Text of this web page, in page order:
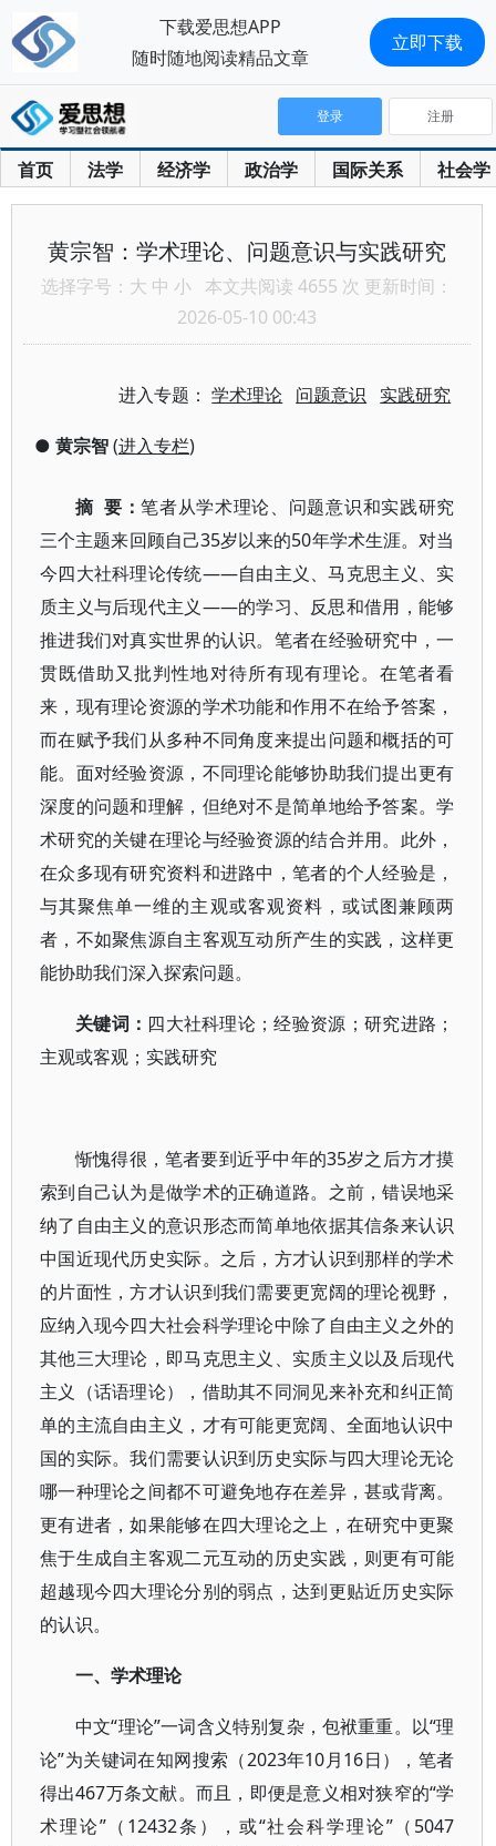
首页 法学 经济学 政治学 国际关系 社会学
登录 注册
黄宗智：学术理论、问题意识与实践研究
选择字号： 大 中 小 本文共阅读 4655 次 更新时间：
2026-05-10 00:43
进入专题：学术理论 问题意识 实践研究
● 黄宗智(进入专栏)
摘 要：笔者从学术理论、问题意识和实践研究
三个主题来回顾自己35岁以来的50年学术生涯。对当
今四大社科理论传统——自由主义、马克思主义、实
质主义与后现代主义——的学习、反思和借用，能够
推进我们对真实世界的认识。笔者在经验研究中，一
贯既借助又批判性地对待所有现有理论。在笔者看
来，现有理论资源的学术功能和作用不在给予答案，
而在赋予我们从多种不同角度来提出问题和概括的可
能。面对经验资源，不同理论能够协助我们提出更有
深度的问题和理解，但绝对不是简单地给予答案。学
术研究的关键在理论与经验资源的结合并用。此外，
在众多现有研究资料和进路中，笔者的个人经验是，
与其聚焦单一维的主观或客观资料，或试图兼顾两
者，不如聚焦源自主客观互动所产生的实践，这样更
能协助我们深入探索问题。
关键词： 四大社科理论；经验资源；研究进路；
主观或客观；实践研究
惭愧得很，笔者要到近乎中年的35岁之后方才摸
索到自己认为是做学术的正确道路。之前，错误地采
纳了自由主义的意识形态而简单地依据其信条来认识
中国近现代历史实际。之后，方才认识到那样的学术
的片面性，方才认识到我们需要更宽阔的理论视野，
应纳入现今四大社会科学理论中除了自由主义之外的
其他三大理论，即马克思主义、实质主义以及后现代
主义（话语理论），借助其不同洞见来补充和纠正简
单的主流自由主义，才有可能更宽阔、全面地认识中
国的实际。我们需要认识到历史实际与四大理论无论
哪一种理论之间都不可避免地存在差异，甚或背离。
更有进者，如果能够在四大理论之上，在研究中更聚
焦于生成自主客观二元互动的历史实践，则更有可能
超越现今四大理论分别的弱点，达到更贴近历史实际
的认识。
一、学术理论
中文“理论”一词含义特别复杂，包袱重重。以“理
论”为关键词在知网搜索（2023年10月16日），笔者
得出467万条文献。而且，即便是意义相对狭窄的“学
术理论”（12432条），或“社会科学理论”（5047
下载爱思想APP
随时随地阅读精品文章
立即下载